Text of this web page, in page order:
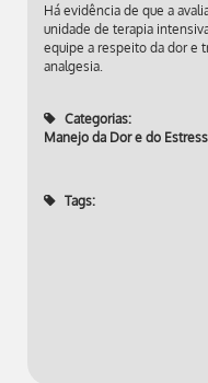
Há evidência de que a
unidade de terapia
equipe a respeito da dor e
analgesia.
Categorias:
Manejo da Dor e do
Tags: